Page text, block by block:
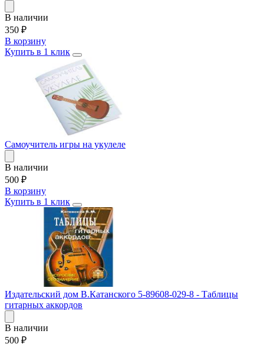
В наличии
350 ₽
В корзину
Купить в 1 клик
Самоучитель игры на укулеле
В наличии
500 ₽
В корзину
Купить в 1 клик
Издательский дом В.Катанского 5-89608-029-8 - Таблицы
гитарных аккордов
В наличии
500 ₽